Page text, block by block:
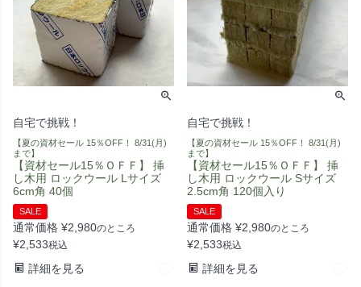
自宅で挑戦！
【夏の資材セール 15％OFF！ 8/31(月)
まで】
【資材セール15％ＯＦＦ】 挿
し木用 ロックウール Lサイズ
6cm角 40個
SALE
通常価格 ¥2,980のところ
¥2,533税込
詳細を見る
自宅で挑戦！
【夏の資材セール 15％OFF！ 8/31(月)
まで】
【資材セール15％ＯＦＦ】 挿
し木用 ロックウール Sサイズ
2.5cm角 120個入り
SALE
通常価格 ¥2,980のところ
¥2,533税込
詳細を見る